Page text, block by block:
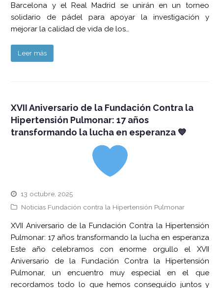
Barcelona y el Real Madrid se unirán en un torneo
solidario de pádel para apoyar la investigación y
mejorar la calidad de vida de los…
Leer más
XVII Aniversario de la Fundación Contra la
Hipertensión Pulmonar: 17 años
transformando la lucha en esperanza 💙
13 octubre, 2025
Noticias Fundación contra la Hipertensión Pulmonar
XVII Aniversario de la Fundación Contra la Hipertensión
Pulmonar: 17 años transformando la lucha en esperanza
Este año celebramos con enorme orgullo el XVII
Aniversario de la Fundación Contra la Hipertensión
Pulmonar, un encuentro muy especial en el que
recordamos todo lo que hemos conseguido juntos y